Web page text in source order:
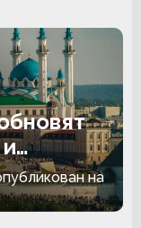
на